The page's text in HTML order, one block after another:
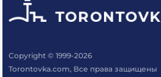
Copyright © 1999-2026
Torontovka.com, Все права защищены